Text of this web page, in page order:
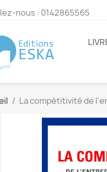
nous : 0142865565
La compétitivité de